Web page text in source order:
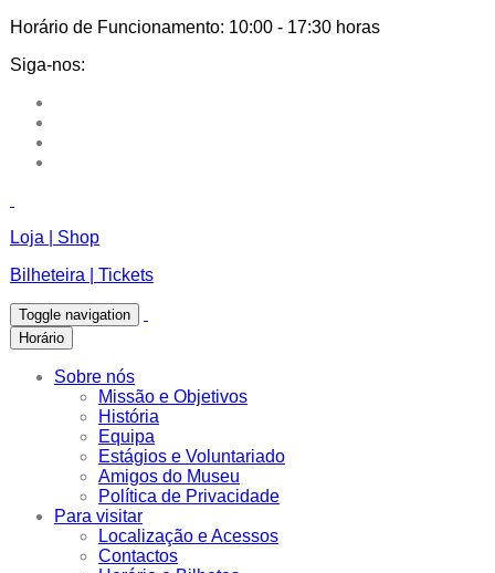
Horário de Funcionamento: 10:00 - 17:30 horas
Siga-nos:
Loja | Shop
Bilheteira | Tickets
Toggle navigation
Horário
Sobre nós
Missão e Objetivos
História
Equipa
Estágios e Voluntariado
Amigos do Museu
Política de Privacidade
Para visitar
Localização e Acessos
Contactos